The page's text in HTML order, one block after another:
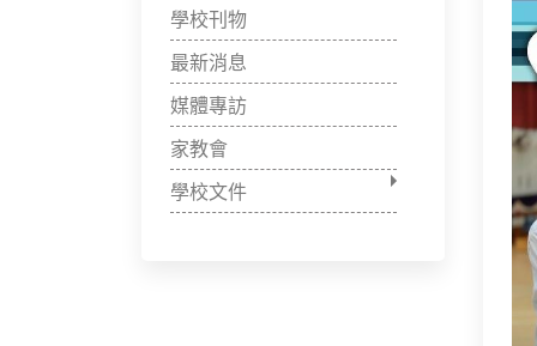
學校刊物
最新消息
媒體專訪
家教會
學校文件